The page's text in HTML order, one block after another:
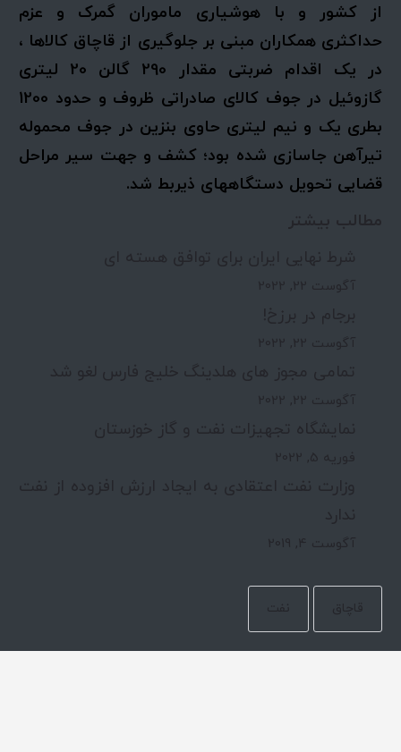
از کشور و با هوشیاری ماموران گمرک و عزم
حداکثری همکاران مبنی بر جلوگیری از قاچاق کالاها ،
در یک اقدام ضربتی مقدار 290 گالن 20 لیتری
گازوئیل در جوف کالای صادراتی ظروف و حدود 1200
بطری یک و نیم لیتری حاوی بنزین در جوف محموله
تیرآهن جاسازی شده بود؛ کشف و جهت سیر مراحل
قضایی تحویل دستگاههای ذیربط شد.
مطالب بیشتر
شرط نهایی ایران برای توافق هسته ای
آگوست 22, 2022
برجام در برزخ!
آگوست 22, 2022
تمامی مجوز های هلدینگ خلیج فارس لغو شد
آگوست 22, 2022
نمایشگاه تجهیزات نفت و گاز خوزستان
فوریه 5, 2022
وزارت نفت اعتقادی به ایجاد ارزش افزوده از نفت
ندارد
آگوست 4, 2019
قاچاق نفت